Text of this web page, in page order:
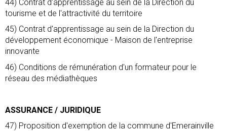
44) Contrat d'apprentissage au sein de la Direction du
tourisme et de l'attractivité du territoire
45) Contrat d'apprentissage au sein de la Direction du
développement économique - Maison de l'entreprise
innovante
46) Conditions de rémunération d'un formateur pour le
réseau des médiathèques
ASSURANCE / JURIDIQUE
47) Proposition d'exemption de la commune d'Emerainville